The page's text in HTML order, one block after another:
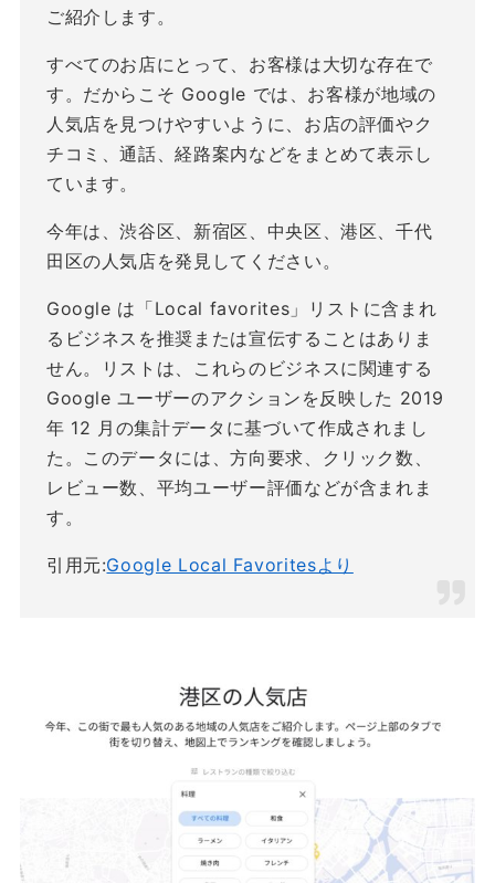
ご紹介します。
すべてのお店にとって、お客様は大切な存在で
す。だからこそ Google では、お客様が地域の
人気店を見つけやすいように、お店の評価やク
チコミ、通話、経路案内などをまとめて表示し
ています。
今年は、渋谷区、新宿区、中央区、港区、千代
田区の人気店を発見してください。
Google は「Local favorites」リストに含まれ
るビジネスを推奨または宣伝することはありま
せん。リストは、これらのビジネスに関連する
Google ユーザーのアクションを反映した 2019
年 12 月の集計データに基づいて作成されまし
た。このデータには、方向要求、クリック数、
レビュー数、平均ユーザー評価などが含まれま
す。
引用元:Google Local Favoritesより